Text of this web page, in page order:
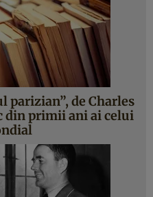
parizian”, de Charles
primii ani ai celui